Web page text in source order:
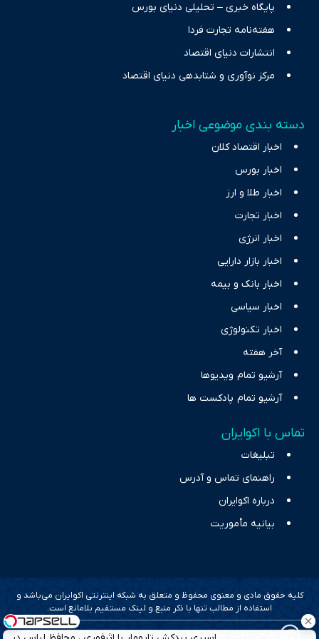
پایگاه خبری – تحلیلی دنیای بورس
هفته‌نامه تجارت فردا
انتشارات دنیای اقتصاد
مرکز نوآوری و شتابدهی دنیای اقتصاد
دسته بندی موضوعی اخبار
اخبار اقتصاد کلان
اخبار بورس
اخبار طلا و ارز
اخبار تجارت
اخبار انرژی
اخبار بازار دارایی
اخبار بانک و بیمه
اخبار سیاسی
اخبار تکنولوژی
آخر هفته
آرشیو تمام ویدیوها
آرشیو تمام پادکست ها
تماس با اکوایران
تبلیغات
راهنمای تماس و آدرس
درباره اکوایران
بیانیه مأموریت
کلیه حقوق مادی و معنوی محفوظ و متعلق به شبکه اینترنتی اکوایران می‌باشد و
استفاده از مطالب تنها با ذکر منبع و لینک مستقیم بلامانع است.
طراحی سایت خبری و خبرگزاری آسام